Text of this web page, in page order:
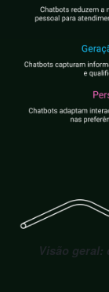
Visão geral: